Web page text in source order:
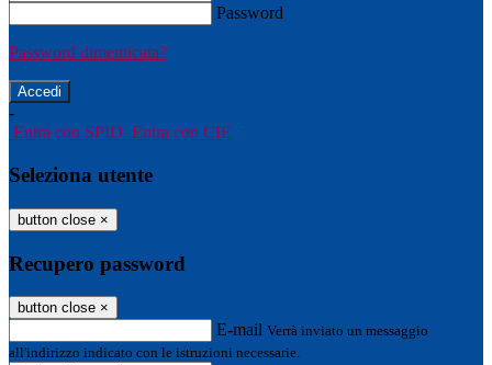
Password
Password dimenticata?
-
Entra con SPID Entra con CIE
Seleziona utente
button close ×
Recupero password
button close ×
E-mail Verrà inviato un messaggio
all'indirizzo indicato con le istruzioni necessarie.